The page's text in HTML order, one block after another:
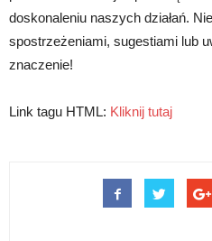
doskonaleniu naszych działań.
spostrzeżeniami, sugestiami lub
znaczenie!
Link tagu HTML: Kliknij tutaj